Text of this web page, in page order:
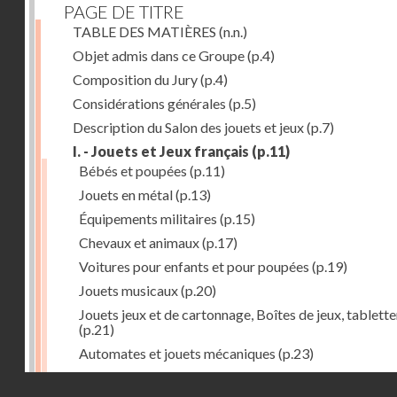
PAGE DE TITRE
TABLE DES MATIÈRES (n.n.)
Objet admis dans ce Groupe(p.4)
Composition du Jury(p.4)
Considérations générales (p.5)
Description du Salon des jouets et jeux(p.7)
I. - Jouets et Jeux français (p.11)
Bébés et poupées (p.11)
Jouets en métal(p.13)
Équipements militaires (p.15)
Chevaux et animaux(p.17)
Voitures pour enfants et pour poupées (p.19)
Jouets musicaux(p.20)
Jouets jeux et de cartonnage, Boîtes de jeux,
(p.21)
Automates et jouets mécaniques (p.23)
Jouets en caoutchouc(p.25)